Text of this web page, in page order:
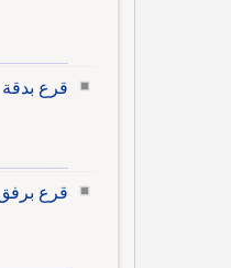
قرع بدقة
قرع